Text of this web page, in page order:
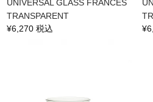
UNIVERSAL GLASS FRANCES
TRANSPARENT
通
¥6,270 税込
通